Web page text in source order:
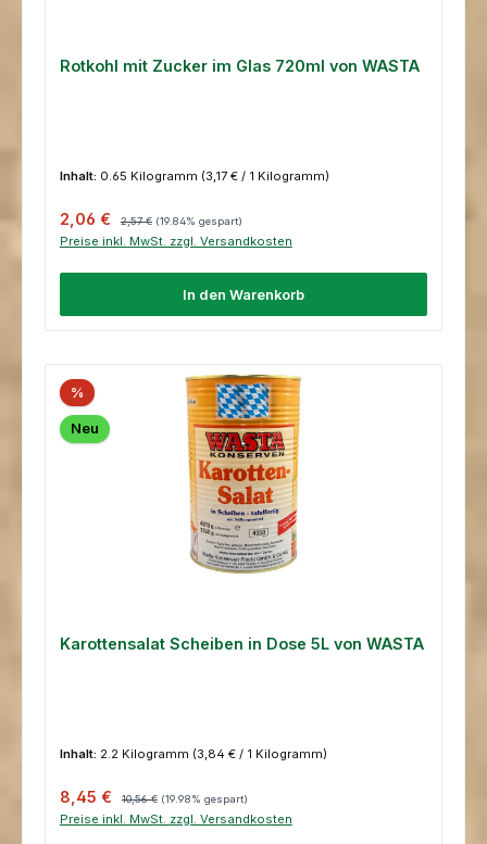
Rotkohl mit Zucker im Glas 720ml von WASTA
Inhalt: 0.65 Kilogramm (3,17 € / 1 Kilogramm)
Verkaufspreis:
2,06 € 2,57 € (19.84% gespart)
Preise inkl. MwSt. zzgl. Versandkosten
In den Warenkorb
%
Neu
Karottensalat Scheiben in Dose 5L von WASTA
Inhalt: 2.2 Kilogramm (3,84 € / 1 Kilogramm)
Verkaufspreis:
8,45 € Regulärer Preis:
10,56 € (19.98% gespart)
Preise inkl. MwSt. zzgl. Versandkosten